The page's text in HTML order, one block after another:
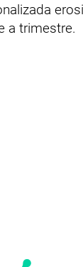
a trimestre.